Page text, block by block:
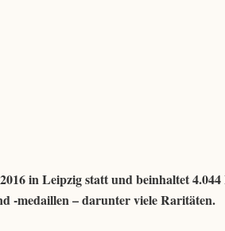
in Leipzig statt und beinhaltet 4.044
-medaillen – darunter viele Raritäten.